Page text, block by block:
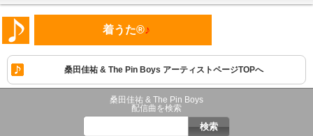
着うた®♪
桑田佳祐 & The Pin Boys アーティストページTOPへ
桑田佳祐 & The Pin Boys
配信曲を検索